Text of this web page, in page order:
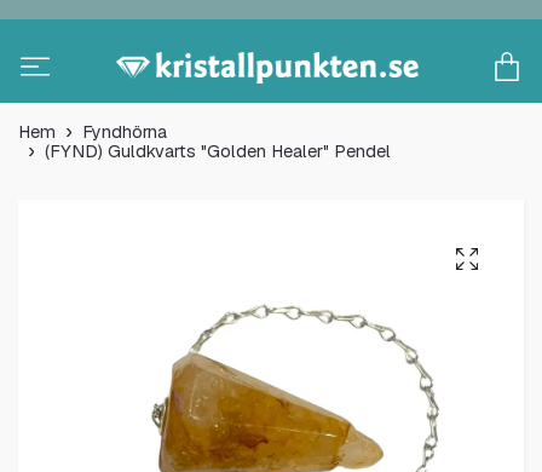
Hem
Fyndhörna
(FYND) Guldkvarts "Golden Healer" Pendel